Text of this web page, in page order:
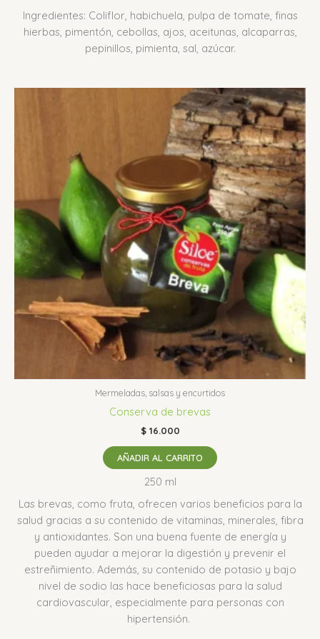
Ingredientes: Coliflor, habichuela, pulpa de tomate, finas
hierbas, pimentón, cebollas, ajos, aceitunas, alcaparras,
pepinillos, pimienta, sal, azúcar.
Mermeladas, salsas y encurtidos
Conserva de brevas
$16.000
AÑADIR AL CARRITO
250 ml
Las brevas, como fruta, ofrecen varios beneficios para la
salud gracias a su contenido de vitaminas, minerales, fibra
y antioxidantes. Son una buena fuente de energía y
pueden ayudar a mejorar la digestión y prevenir el
estreñimiento. Además, su contenido de potasio y bajo
nivel de sodio las hace beneficiosas para la salud
cardiovascular, especialmente para personas con
hipertensión.